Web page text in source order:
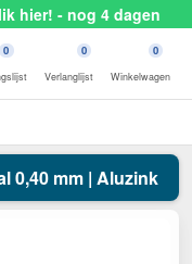
hier! - nog 4 dagen
0 0
Verlanglijst
0
Winkelwagen
0,40 mm | Aluzink